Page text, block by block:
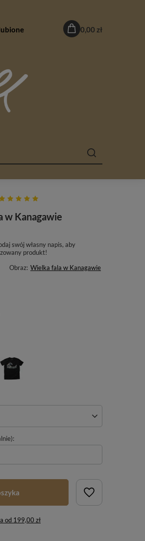
0,00 zł
w Kanagawie
swój własny napis, aby
produkt!
Obraz: Wielka fala w Kanagawie
od 199,00 zł